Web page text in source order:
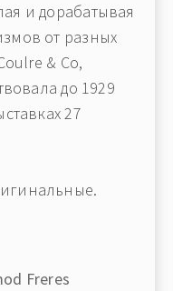
и дорабатывая
от разных
& Co,
до 1929
27
Freres